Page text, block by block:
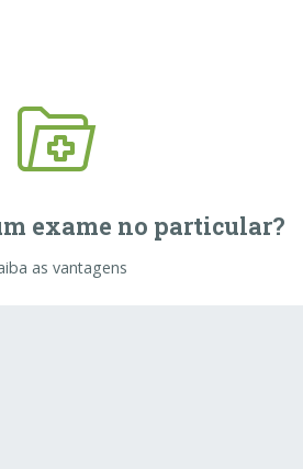
exame no particular?
as vantagens